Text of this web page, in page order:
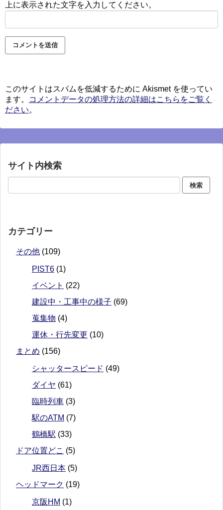
上に表示された文字を入力してください。
このサイトはスパムを低減するために Akismet を使ってい
ます。
コメントデータの処理方法の詳細はこちらをご覧く
ださい。
サイト内検索
カテゴリー
その他 (109)
PIST6 (1)
イベント (22)
建設中・工事中の様子 (69)
蒐集物 (4)
運休・行先変更 (10)
まとめ (156)
シャッタースピード (49)
ダイヤ (61)
臨時列車 (3)
駅のATM (7)
鶴橋駅 (33)
ドア位置どこ (5)
JR西日本 (5)
ヘッドマーク (19)
京阪HM (1)